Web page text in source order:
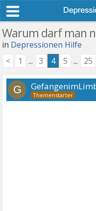
Warum darf man
in Depressionen Hilfe
< 1 ... 3 4 5 ... 25
G